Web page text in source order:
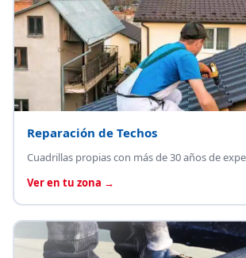
Reparación de Techos
Cuadrillas propias con más de 30 años de
Ver en tu zona →